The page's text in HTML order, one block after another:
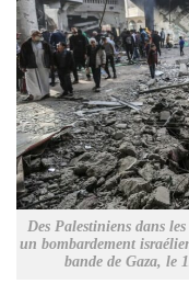
Des Palestiniens dans
un bombardement
bande de Gaza, le